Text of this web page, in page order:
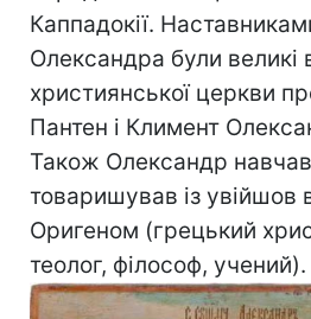
Каппадокії.
Олександра були великі
християнської церкви
Пантен і Климент
Також Олександр
товаришував із увійшов
Оригеном (грецький
теолог, філософ, учений).